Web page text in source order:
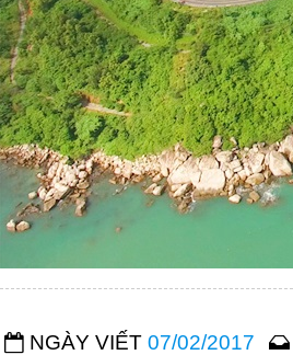
NGÀY VIẾT 07/02/2017